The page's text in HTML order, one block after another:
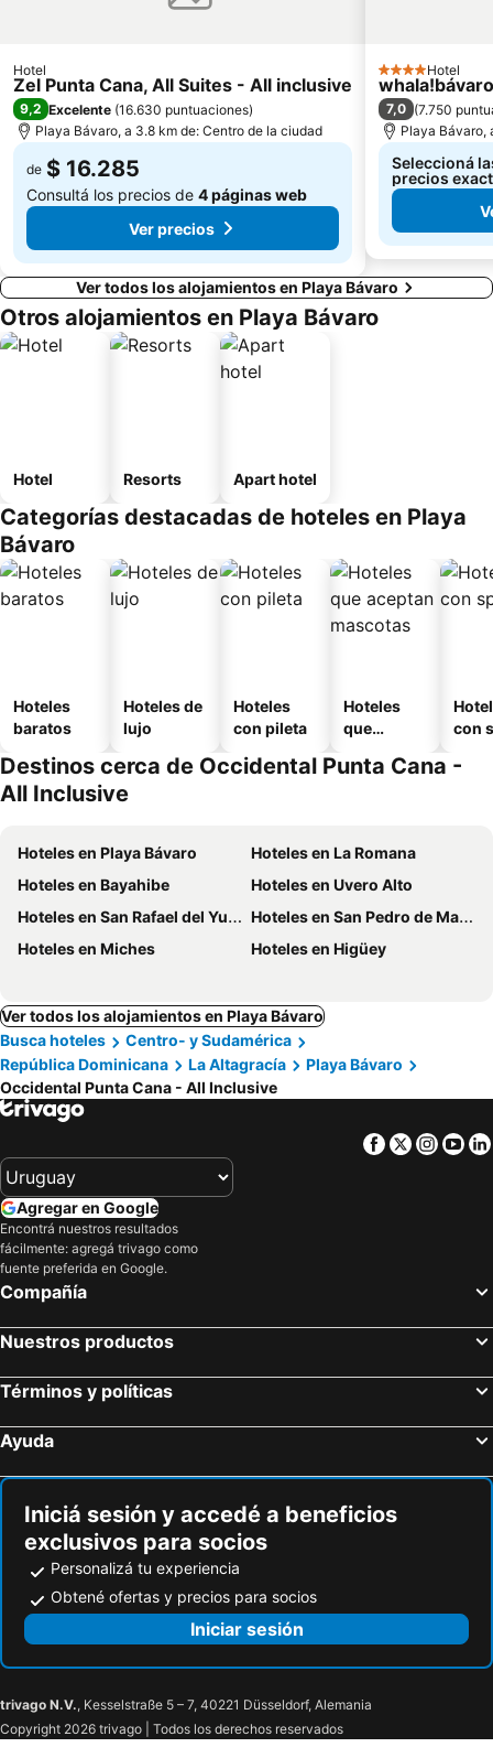
Hotel
Zel Punta Cana, All Suites - All inclusive
9,2 Excelente (16.630 puntuaciones)
Playa Bávaro, a 3.8 km de: Centro de la ciudad
de $ 16.285
Consultá los precios de 4 páginas web
Ver precios
4 Estrellas
Hotel
whala!bávaro
7,0 (7.750
Playa Bávaro,
Seleccioná
precios
Ver todos los alojamientos en Playa Bávaro
Otros alojamientos en Playa Bávaro
Hotel Resorts Apart hotel
Categorías destacadas de hoteles en Playa
Bávaro
Hoteles
baratos
Hoteles de
lujo
Hoteles
con pileta
Hoteles
que
mascotas
con
Destinos cerca de Occidental Punta Cana -
All Inclusive
Hoteles en Playa Bávaro
Hoteles en La Romana
Hoteles en Bayahibe
Hoteles en Uvero Alto
Hoteles en San Rafael del Yuma
Hoteles en San Pedro de Macoris
Hoteles en Miches
Hoteles en Higüey
Ver todos los alojamientos en Playa Bávaro
Busca hoteles
Centro- y Sudamérica
República Dominicana
La Altagracía
Playa Bávaro
Occidental Punta Cana - All Inclusive
Facebook
Twitter
Agregar en Google
Encontrá nuestros resultados
fácilmente: agregá trivago como
fuente preferida en Google.
Compañía
Nuestros productos
Términos y políticas
Ayuda
Iniciá sesión y accedé a beneficios
exclusivos para socios
Personalizá tu experiencia
Obtené ofertas y precios para socios
Iniciar sesión
trivago N.V., Kesselstraße 5 – 7, 40221 Düsseldorf, Alemania
Copyright 2026 trivago | Todos los derechos reservados